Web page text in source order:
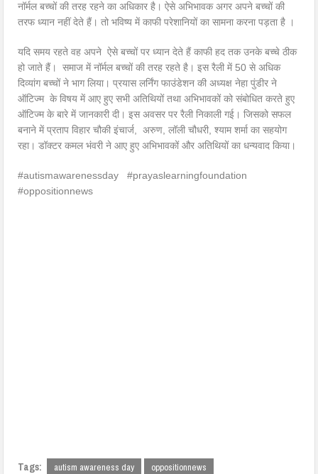
नॉर्मल बच्चों की तरह रहने का अधिकार है। ऐसे अभिभावक अगर अपने बच्चों की
तरफ ध्यान नहीं देते हैं। तो भविष्य में काफी परेशानियों का सामना करना पड़ता है ।
यदि समय रहते वह अपने ऐसे बच्चों पर ध्यान देते हैं काफी हद तक उनके बच्चे ठीक
हो जाते हैं। समाज में नॉर्मल बच्चों की तरह रहते है। इस रैली में 50 से अधिक
दिव्यांग बच्चों ने भाग लिया। प्रयास लर्निंग फाउंडेशन की अध्यक्ष नेहा पुंडीर ने
ऑटिज्म के विषय में आए हुए सभी अतिथियों तथा अभिभावकों को संबोधित करते हुए
ऑटिज्म के बारे में जानकारी दी। इस अवसर पर रैली निकाली गई। जिसको सफल
बनाने में प्रताप विहार चौकी इंचार्ज, अरुण, लॉली चौधरी, श्याम शर्मा का सहयोग
रहा। डॉक्टर कमल भंवरी ने आए हुए अभिभावकों और अतिथियों का धन्यवाद किया।
#autismawarenessday #prayaslearningfoundation
#oppositionnews
Tags: autism awareness day
oppositionnews